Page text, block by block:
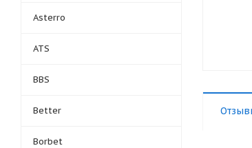
Asterro
ATS
BBS
Better
Borbet